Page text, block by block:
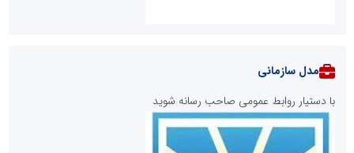
مدل سازمانی
با دستیار روابط عمومی صاحب رسانه شوید